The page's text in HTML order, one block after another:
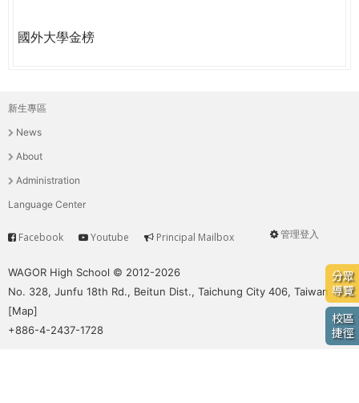
培
養
具
國
移
動
的
世
界
公
r
e
國外大學金榜
分眾
導覽
校區
捷徑
主
選
單
新生專區
News
About
Administration
Language Center
User
管理登入
Service
Facebook Youtube Principal Mailbox
WAGOR High School © 2012-2026
No. 328, Junfu 18th Rd., Beitun Dist., Taichung City 406, Taiwan
[Map]
+886-4-2437-1728